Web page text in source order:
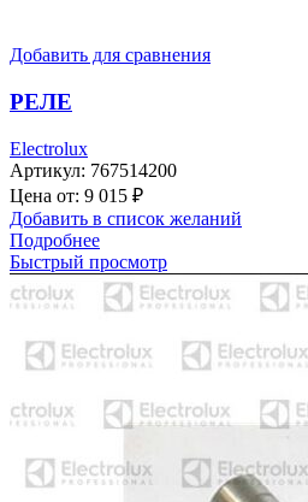
Добавить для сравнения
РЕЛЕ
Electrolux
Артикул: 767514200
Цена от: 9 015 ₽
Добавить в список желаний
Подробнее
Быстрый просмотр